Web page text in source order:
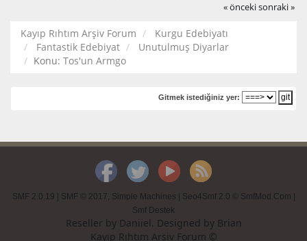
« önceki sonraki »
Kayıp Rıhtım Arşiv Forum
Kurgu Edebiyatı
Fantastik Edebiyat
Unutulmuş Diyarlar
Konu: Tos'un Armgo
Gitmek istediğiniz yer:
SMF 2.0.19 | SMF © 2017 Simple Machines | Seo4Smf 2.0 © SmfMod.Com |
Smf Destek
Reseller by Daniiel. Designed by Brian
Kayıp Rıhtım Arşiv Forum ©